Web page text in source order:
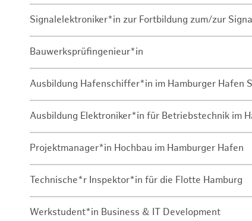
Signalelektroniker*in zur Fortbildung zum/zur
Bauwerksprüfingenieur*in
Ausbildung Hafenschiffer*in im Hamburger Hafen
Ausbildung Elektroniker*in für Betriebstechnik im
Projektmanager*in Hochbau im Hamburger Hafen
Technische*r Inspektor*in für die Flotte Hamburg
Werkstudent*in Business & IT Development